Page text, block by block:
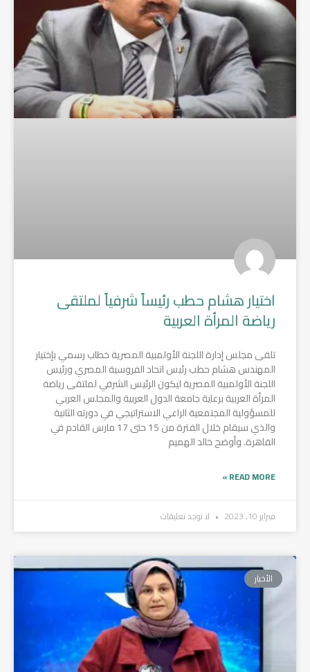
اختيار هشام حطب رئيساً شرفياً لملتقى
رياضة المرأة العربية
تلقى مجلس إدارة اللجنة الأولمبية المصرية خطاب رسمي بإختيار
المهندس هشام حطب رئيس اتحاد الفروسية المصري ورئيس
اللجنة الأولمبية المصرية ليكون الرئيس الشرفي لملتقى رياضة
المرأة العربية برعاية جامعة الدول العربية والمجلس العربي
للمسؤولية المجتمعية الراعي الاستراتيجي في دورته الثانية
والذي سيقام خلال الفترة من 15 حتى 17 مارس القادم في
القاهرة. وأوضح خالد الهميم
READ MORE »
فبراير 10, 2023 لا توجد تعليقات
الأخبار